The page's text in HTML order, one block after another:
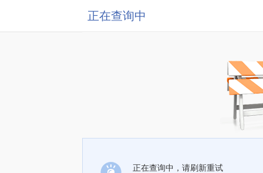
正在查询中
正在查询中，请刷新重试